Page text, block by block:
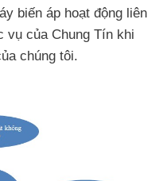
biến áp hoạt động liên
vụ của Chung Tín khi
chúng tôi.